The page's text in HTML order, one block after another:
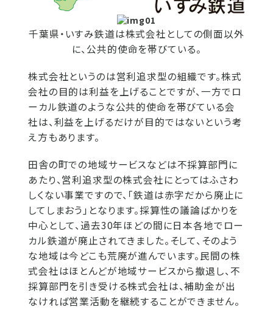
千葉県・いすみ鉄道は株式会社としての側面以外
に、公共的使命を帯びている。
株式会社というのは営利追求型の組織です。株式
会社の目的は利益を上げることですが、一方でロ
ーカル鉄道のような公共的使命を帯びている会
社は、利益を上げるだけが目的ではないという考
え方もあります。
田舎の町での地域サービスなどは不採算部門に
あたり、営利追求型の株式会社にとってはふさわ
しくない事業ですので、「鉄道は赤字だから廃止に
してしまおう」となります。採算性の議論ばかりを
中心として、過去30年ほどの間に日本各地でロー
カル鉄道が廃止されてきました。そして、そのよう
な地域は今どこも荒廃が進んでいます。民間の株
式会社はほとんどが地域サービスから撤退し、不
採算部門を引き受ける株式会社は、補助金が出
なければ営業活動を継続することができません。